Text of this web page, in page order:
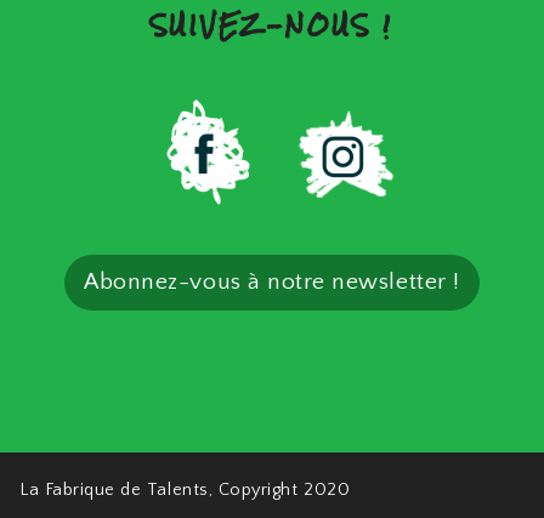
SUIVEZ-NOUS !
Abonnez-vous à notre newsletter !
La Fabrique de Talents, Copyright 2020